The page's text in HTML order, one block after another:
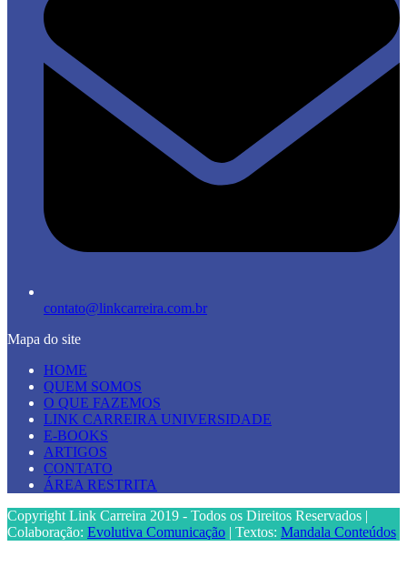
contato@linkcarreira.com.br
Mapa do site
HOME
QUEM SOMOS
O QUE FAZEMOS
LINK CARREIRA UNIVERSIDADE
E-BOOKS
ARTIGOS
CONTATO
ÁREA RESTRITA
Copyright Link Carreira 2019 - Todos os Direitos Reservados |
Colaboração: Evolutiva Comunicação | Textos: Mandala Conteúdos